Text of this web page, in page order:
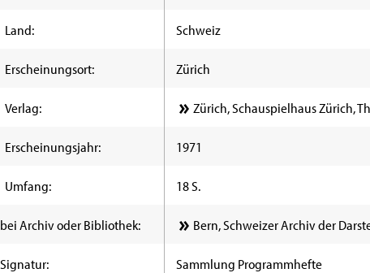
Land: Schweiz
Erscheinungsort: Zürich
Verlag: Zürich, Schauspielhaus Zürich,
Erscheinungsjahr: 1971
Umfang: 18 S.
bei Archiv oder Bibliothek: Bern, Schweizer Archiv der
Signatur: Sammlung Programmhefte